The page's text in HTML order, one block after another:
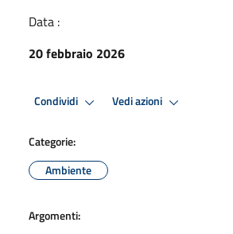
Data :
20 febbraio 2026
Condividi Vedi azioni
Categorie:
Ambiente
Argomenti: